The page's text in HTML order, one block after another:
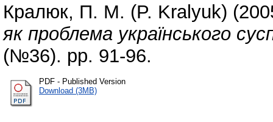
Кралюк, П. М. (P. Kralyuk)
як проблема українського
(№36). pp. 91-96.
PDF - Published Version
Download (3MB)